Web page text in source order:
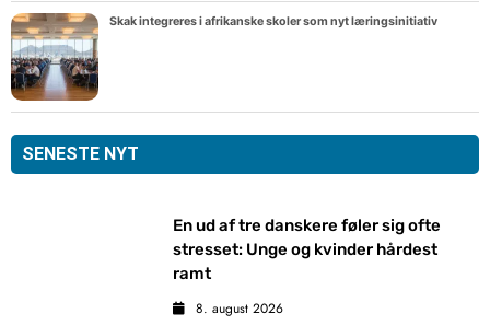
Skak integreres i afrikanske skoler som nyt læringsinitiativ
SENESTE NYT
En ud af tre danskere føler sig ofte
stresset: Unge og kvinder hårdest
ramt
8. august 2026